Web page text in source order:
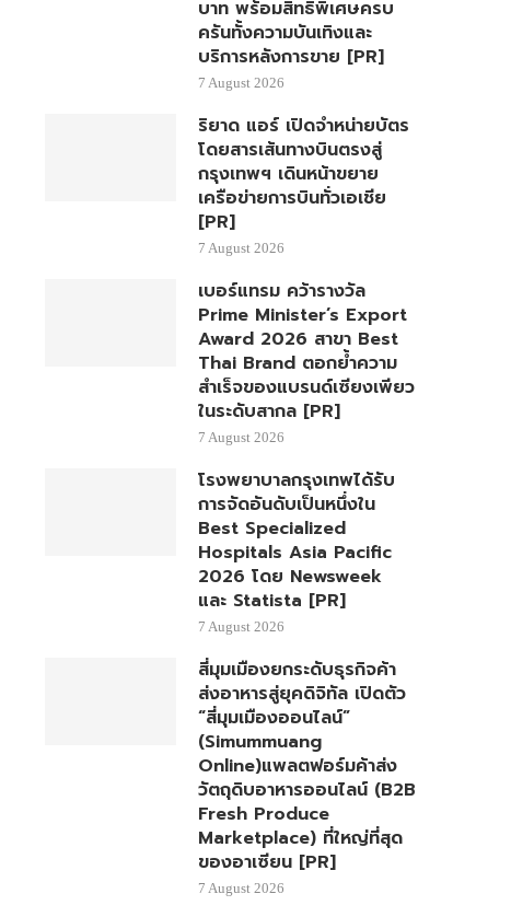
บาท พร้อมสิทธิพิเศษครบ
ครันทั้งความบันเทิงและ
บริการหลังการขาย [PR]
7 August 2026
ริยาด แอร์ เปิดจำหน่ายบัตร
โดยสารเส้นทางบินตรงสู่
กรุงเทพฯ เดินหน้าขยาย
เครือข่ายการบินทั่วเอเชีย
[PR]
7 August 2026
เบอร์แทรม คว้ารางวัล
Prime Minister’s Export
Award 2026 สาขา Best
Thai Brand ตอกย้ำความ
สำเร็จของแบรนด์เซียงเพียว
ในระดับสากล [PR]
7 August 2026
โรงพยาบาลกรุงเทพได้รับ
การจัดอันดับเป็นหนึ่งใน
Best Specialized
Hospitals Asia Pacific
2026 โดย Newsweek
และ Statista [PR]
7 August 2026
สี่มุมเมืองยกระดับธุรกิจค้า
ส่งอาหารสู่ยุคดิจิทัล เปิดตัว
“สี่มุมเมืองออนไลน์”
(Simummuang
Online)แพลตฟอร์มค้าส่ง
วัตถุดิบอาหารออนไลน์ (B2B
Fresh Produce
Marketplace) ที่ใหญ่ที่สุด
ของอาเซียน [PR]
7 August 2026